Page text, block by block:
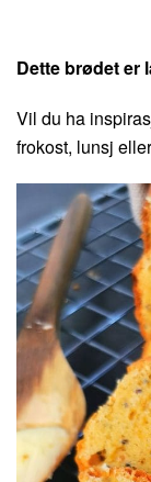
Dette brødet er
Vil du ha
frokost, lunsj